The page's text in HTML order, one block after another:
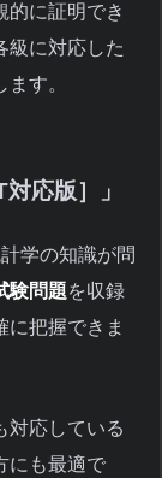
的に証明でき
級に対応した
す。
応版］」
学の知識が問
験問題を収録
に把握できま
対応している
にも最適で